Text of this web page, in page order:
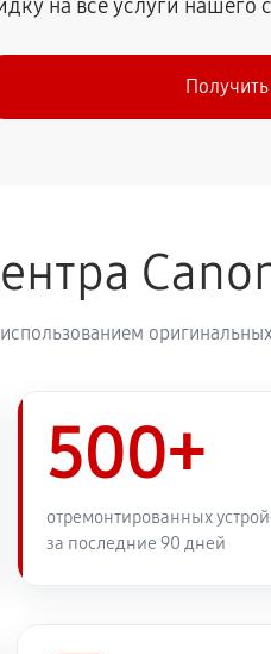
на все услуги нашего
500+
отремонтированных
за последние 90 дней